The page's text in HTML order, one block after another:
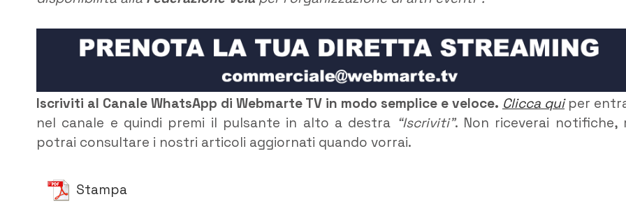
Iscriviti al Canale WhatsApp di Webmarte TV in modo semplice e veloce. Clicca quiper
nel canale e quindi premi il pulsante in alto a destra “Iscriviti”. Non riceverai notifiche,
potrai consultare i nostri articoli aggiornati quando vorrai.
Stampa